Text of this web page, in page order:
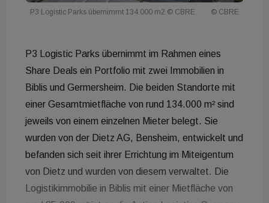
P3 Logistic Parks übernimmt 134.000 m2 © CBRE © CBRE
P3 Logistic Parks übernimmt im Rahmen eines
Share Deals ein Portfolio mit zwei Immobilien in
Biblis und Germersheim. Die beiden Standorte mit
einer Gesamtmietfläche von rund 134.000 m² sind
jeweils von einem einzelnen Mieter belegt. Sie
wurden von der Dietz AG, Bensheim, entwickelt und
befanden sich seit ihrer Errichtung im Miteigentum
von Dietz und wurden von diesem verwaltet. Die
Logistikimmobilie in Biblis mit einer Mietfläche von